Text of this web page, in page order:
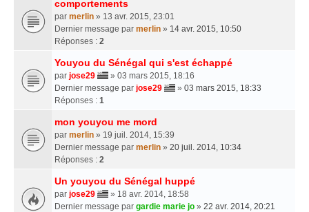
comportements
par merlin » 13 avr. 2015, 23:01
Dernier message par merlin » 14 avr. 2015, 10:50
Réponses : 2
Youyou du Sénégal qui s'est échappé
par jose29
» 03 mars 2015, 18:16
Dernier message par jose29 » 03 mars 2015, 18:33
Réponses : 1
mon youyou me mord
par merlin » 19 juil. 2014, 15:39
Dernier message par merlin » 20 juil. 2014, 10:34
Réponses : 2
Un youyou du Sénégal huppé
par jose29
» 18 avr. 2014, 18:58
Dernier message par gardie marie jo » 22 avr. 2014, 20:21